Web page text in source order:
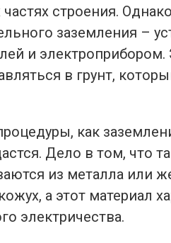
строения.
заземления –
и
в грунт,
как
Дело в том, что
из металла или
а этот материал
электричества.